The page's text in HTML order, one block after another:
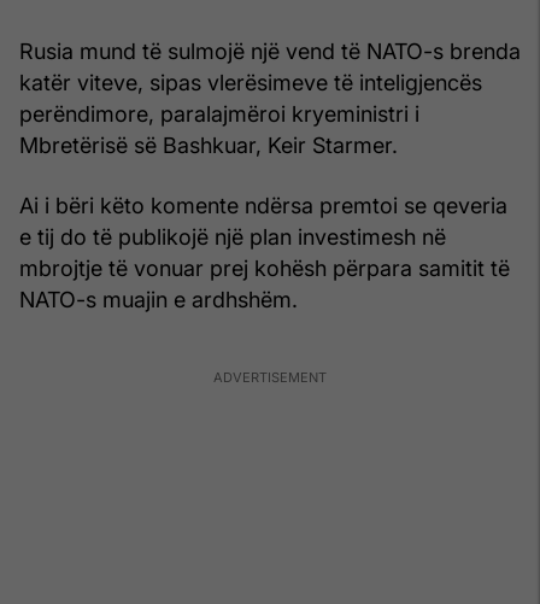
Rusia mund të sulmojë një vend të NATO-s brenda
katër viteve, sipas vlerësimeve të inteligjencës
perëndimore, paralajmëroi kryeministri i
Mbretërisë së Bashkuar, Keir Starmer.
Ai i bëri këto komente ndërsa premtoi se qeveria
e tij do të publikojë një plan investimesh në
mbrojtje të vonuar prej kohësh përpara samitit të
NATO-s muajin e ardhshëm.